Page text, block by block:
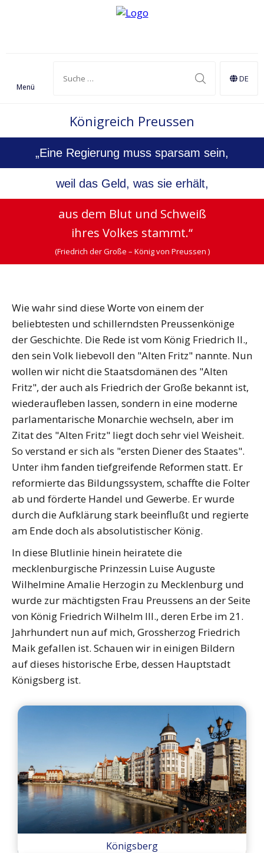
Menü
DE
Königreich Preussen
„Eine Regierung muss sparsam sein,
weil das Geld, was sie erhält,
aus dem Blut und Schweiß
ihres Volkes stammt.“
(Friedrich der Große – König von Preussen )
Wie wahr sind diese Worte von einem der
beliebtesten und schillerndsten Preussenkönige
der Geschichte. Die Rede ist vom König Friedrich II.,
den sein Volk liebevoll den "Alten Fritz" nannte. Nun
wollen wir nicht die Staatsdomänen des "Alten
Fritz", der auch als Friedrich der Große bekannt ist,
wiederaufleben lassen, sondern in eine moderne
parlamentarische Monarchie wechseln, aber im
Zitat des "Alten Fritz" liegt doch sehr viel Weisheit.
So verstand er sich als "ersten Diener des Staates".
Unter ihm fanden tiefgreifende Reformen statt. Er
reformierte das Bildungssystem, schaffte die Folter
ab und förderte Handel und Gewerbe. Er wurde
durch die Aufklärung stark beeinflußt und regierte
am Ende doch als absolutistischer König.
In diese Blutlinie hinein heiratete die
mecklenburgische Prinzessin Luise Auguste
Wilhelmine Amalie Herzogin zu Mecklenburg und
wurde zur mächtigsten Frau Preussens an der Seite
von König Friedrich Wilhelm III., deren Erbe im 21.
Jahrhundert nun auf mich, Grossherzog Friedrich
Maik gefallen ist. Schauen wir in einigen Bildern
auf dieses historische Erbe, dessen Hauptstadt
Königsberg ist.
Königsberg